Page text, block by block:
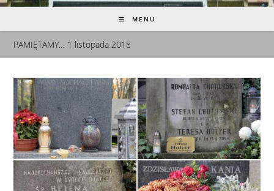
MENU
PAMIĘTAMY… 1 listopada 2018